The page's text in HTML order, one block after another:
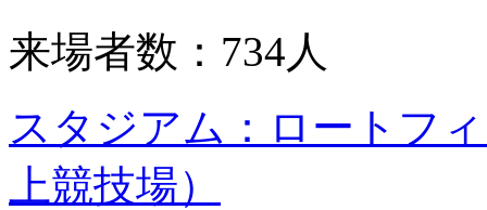
来場者数：734人
スタジアム：ロートフ
上競技場）